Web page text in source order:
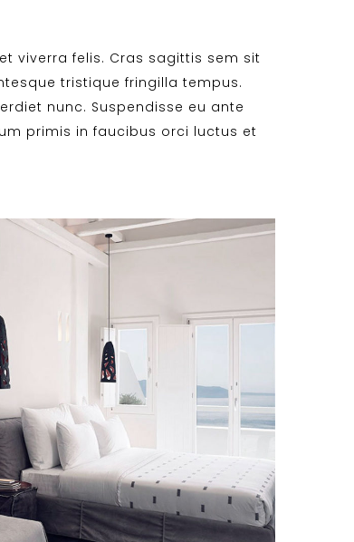
viverra felis. Cras sagittis sem sit
tristique fringilla tempus.
nunc. Suspendisse eu ante
primis in faucibus orci luctus et